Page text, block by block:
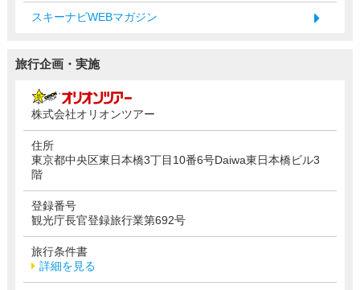
スキーナビWEBマガジン
旅行企画・実施
株式会社オリオンツアー
住所
東京都中央区東日本橋3丁目10番6号Daiwa東日本橋ビル3
階
登録番号
観光庁長官登録旅行業第692号
旅行条件書
詳細を見る